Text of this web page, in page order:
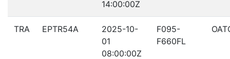
14:00:00Z
TRA EPTR54A
2025-10-
01
08:00:00Z
F095-
F660FL